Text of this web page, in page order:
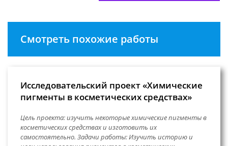
Смотреть похожие работы
Исследовательский проект «Химические
пигменты в косметических средствах»
Цель проекта: изучить некоторые химические пигменты в
косметических средствах и изготовить их
самостоятельно. Задачи работы: Изучить историю и